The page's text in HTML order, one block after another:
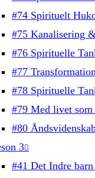
#74 Spirituelt
#75 Kanalisering
#76 Spirituelle
#77
#78 Spirituelle
#79 Med livet som
#80
3
#41 Det Indre